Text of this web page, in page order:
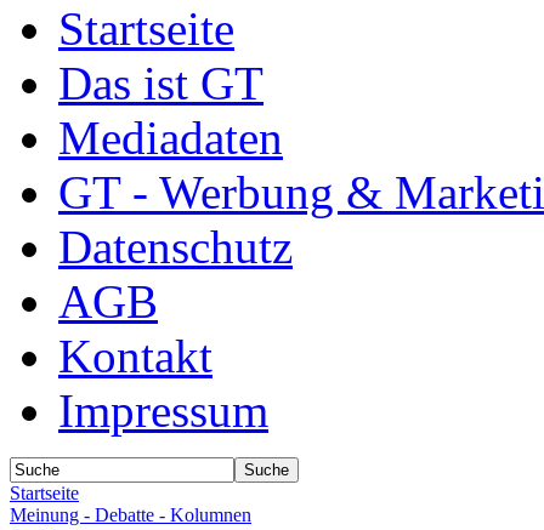
Startseite
Das ist GT
Mediadaten
GT - Werbung &
Datenschutz
AGB
Kontakt
Impressum
Startseite
Meinung - Debatte - Kolumnen